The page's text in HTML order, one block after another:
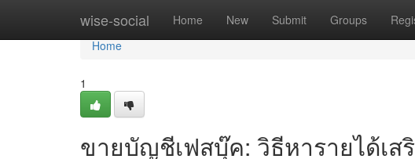
wise-social Home New Submit Groups
Home
Home
1
ขายบัญชีเฟสบุ๊ค: วิธีหารายได้เส